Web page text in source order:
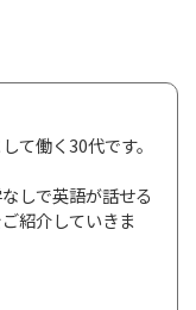
て働く30代です。
しで英語が話せる
紹介していきま